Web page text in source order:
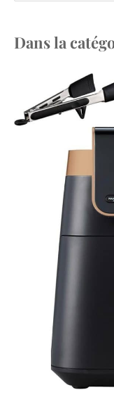
Dans la